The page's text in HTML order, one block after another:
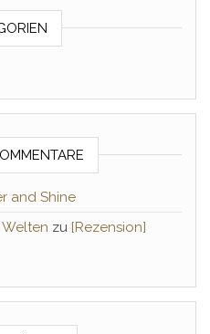
and Shine
zu [Rezension]